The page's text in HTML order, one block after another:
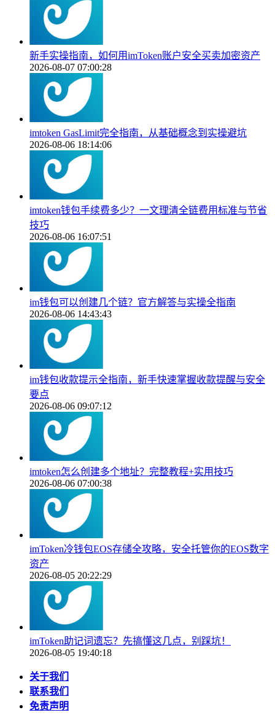
新手实操指南，如何用imToken账户安全买卖加密资产
2026-08-07 07:00:28
imtoken GasLimit完全指南，从基础概念到实操避坑
2026-08-06 18:14:06
imtoken钱包手续费多少？一文理清全链费用标准与节省
技巧
2026-08-06 16:07:51
im钱包可以创建几个链？官方解答与实操全指南
2026-08-06 14:43:43
im钱包收款提示全指南，新手快速掌握收款提醒与安全
要点
2026-08-06 09:07:12
imtoken怎么创建多个地址？完整教程+实用技巧
2026-08-06 07:00:38
imToken冷钱包EOS存储全攻略，安全托管你的EOS数字
资产
2026-08-05 20:22:29
imToken助记词遗忘？先搞懂这几点，别踩坑！
2026-08-05 19:40:18
关于我们
联系我们
免责声明